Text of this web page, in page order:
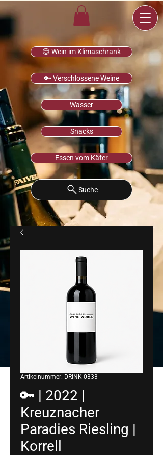
😊 Wein im Klimaschrank
🔑 Verschlossene Weine
Wasser
Snacks
Essen vom Käfer
Suche
Artikelnummer: DRINK-0333
🔑 | 2022 |
Kreuznacher
Paradies Riesling |
Korrell